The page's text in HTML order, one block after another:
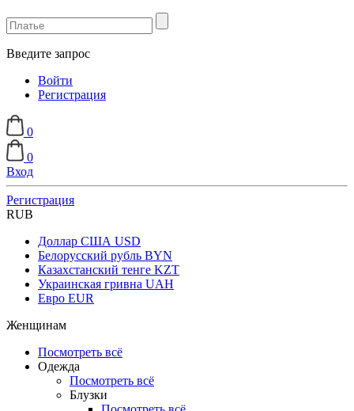
Введите запрос
Войти
Регистрация
0
0
Вход
Регистрация
RUB
Доллар США USD
Белорусский рубль BYN
Казахстанский тенге KZT
Украинская гривна UAH
Евро EUR
Женщинам
Посмотреть всё
Одежда
Посмотреть всё
Блузки